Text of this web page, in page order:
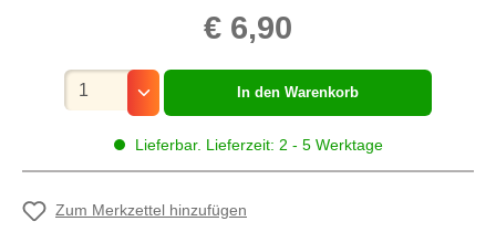
€ 6,90
Lieferbar. Lieferzeit: 2 - 5 Werktage
Mengenauswahl
In den Warenkorb
Zum Merkzettel hinzufügen